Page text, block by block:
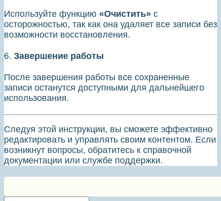
Используйте функцию «Очистить» с
осторожностью, так как она удаляет все записи без
возможности восстановления.
6. Завершение работы
После завершения работы все сохраненные
записи останутся доступными для дальнейшего
использования.
Следуя этой инструкции, вы сможете эффективно
редактировать и управлять своим контентом. Если
возникнут вопросы, обратитесь к справочной
документации или службе поддержки.